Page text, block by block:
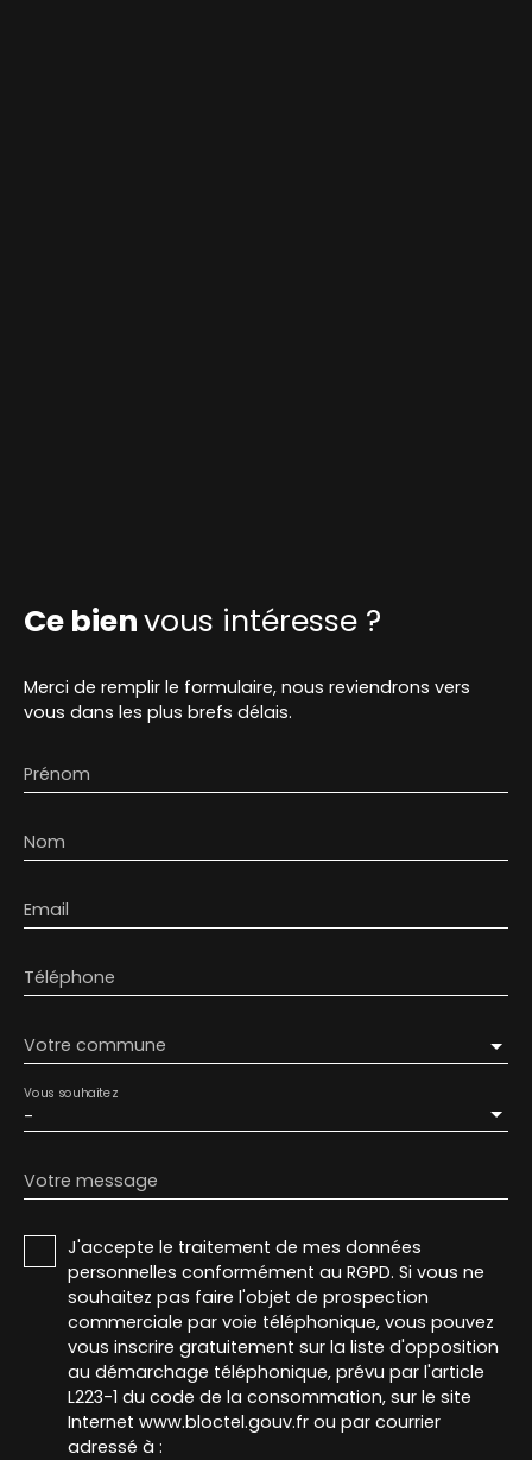
Ce bienvous intéresse ?
Merci de remplir le formulaire, nous reviendrons vers
vous dans les plus brefs délais.
Prénom
Nom
Email
Téléphone
Votre commune
-
Vous souhaitez
Votre message
J'accepte le traitement de mes données
personnelles conformément au RGPD. Si vous ne
souhaitez pas faire l'objet de prospection
commerciale par voie téléphonique, vous pouvez
vous inscrire gratuitement sur la liste d'opposition
au démarchage téléphonique, prévu par l'article
L223-1 du code de la consommation, sur le site
Internet www.bloctel.gouv.fr ou par courrier
adressé à :